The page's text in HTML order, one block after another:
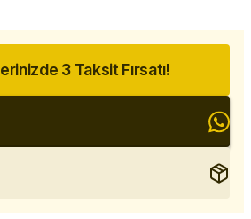
3 Taksit Fırsatı!